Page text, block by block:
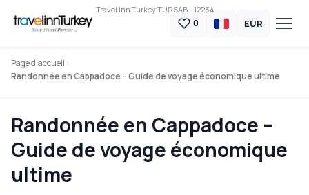
Travel Inn Turkey TURSAB - 12234
0 EUR
Page d'accueil
Randonnée en Cappadoce – Guide de voyage économique ultime
Randonnée en Cappadoce –
Guide de voyage économique
ultime